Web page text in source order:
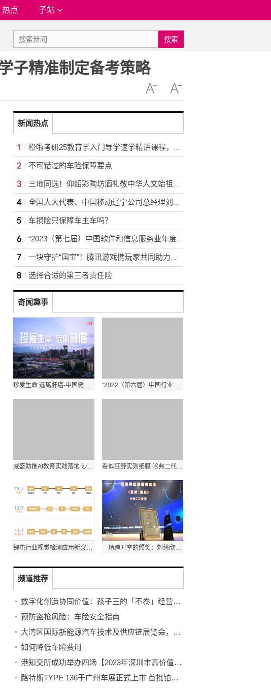
热点 子站
搜索
子精准制定备考策略
新闻热点
橙啦考研25教育学入门导学速学精讲课程，助力学子精准制定备考策略
不可错过的车险保障要点
三地同选！仰韶彩陶坊酒礼敬中华人文始祖黄帝
全国人大代表、中国移动辽宁公司总经理刘宏志：推动数字乡村建设、激发乡村振兴“数智力量”
车损险只保障车主车吗？
“2023（第七届）中国软件和信息服务业年度风云榜”重磅揭晓
一块守护“国宝”！腾讯游戏携玩家共同助力河南灾后文物修缮和长城、敦煌、云冈数字化保护
选择合适的第三者责任险
奇闻趣事
珍爱生命 远离肝癌-中国健康促进基金会公益科普 “2022（第六届）中国行业数字化年度风云榜”评选榜单揭晓
威盛助推AI教育实践落地 沙河市人工智能教师专题培训会成功举行 看似狂野实则细腻 哈弗二代大狗PHEV就是这么“秀外慧中”！
锂电行业视觉检测应用新突破—博视像元BL-G(M/C)8KD12X4 线阵相机 一场跨时空的颁奖：刘慈欣与游戏《星球：重启》
频道推荐
数字化创造协同价值：孩子王的「不卷」经营秘方
预防盗抢风险：车险安全指南
大湾区国际新能源汽车技术及供应链展览会，青山工业高位出击！
如何降低车险费用
港知交所成功举办四场【2023年深圳市高价值知识产权培育与服务培训】
路特斯TYPE 136于广州车展正式上市 首批铂金限量版开启发售